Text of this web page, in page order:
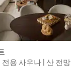
용 사우나 | 산 전망